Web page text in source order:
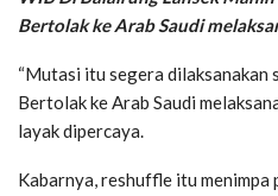
Bertolak ke Arab Saudi
“Mutasi itu segera dilaksanakan
Bertolak ke Arab Saudi
layak dipercaya.
Kabarnya, reshuffle itu